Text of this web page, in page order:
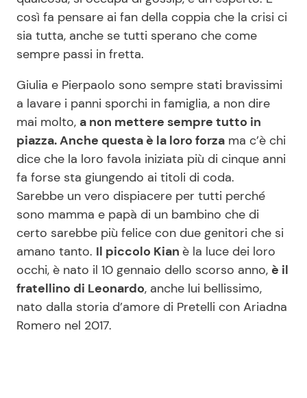
così fa pensare ai fan della coppia che la crisi ci
sia tutta, anche se tutti sperano che come
sempre passi in fretta.
Giulia e Pierpaolo sono sempre stati bravissimi
a lavare i panni sporchi in famiglia, a non dire
mai molto, a non mettere sempre tutto in
piazza. Anche questa è la loro forza ma c’è chi
dice che la loro favola iniziata più di cinque anni
fa forse sta giungendo ai titoli di coda.
Sarebbe un vero dispiacere per tutti perché
sono mamma e papà di un bambino che di
certo sarebbe più felice con due genitori che si
amano tanto. Il piccolo Kian è la luce dei loro
occhi, è nato il 10 gennaio dello scorso anno, è il
fratellino di Leonardo, anche lui bellissimo,
nato dalla storia d’amore di Pretelli con Ariadna
Romero nel 2017.